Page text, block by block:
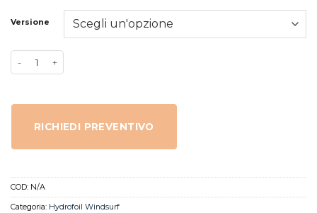
Versione
RICHIEDI PREVENTIVO
COD: N/A
Categoria: Hydrofoil Windsurf